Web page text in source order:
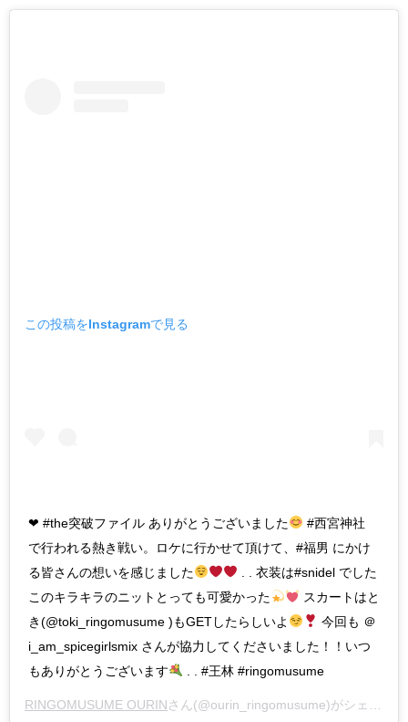
この投稿をInstagramで見る
❤︎ #the突破ファイル ありがとうございました
#西宮神社
で行われる熱き戦い。ロケに行かせて頂けて、#福男 にかけ
る皆さんの想いを感じました
. . 衣装は#snidel でした
このキラキラのニットとっても可愛かった
スカートはと
き(@toki_ringomusume )もGETしたらしいよ
今回も ＠
i_am_spicegirlsmix さんが協力してくださいました！！いつ
もありがとうございます
. . #王林 #ringomusume
RINGOMUSUME OURINさん(@ourin_ringomusume)がシェアした投稿 –